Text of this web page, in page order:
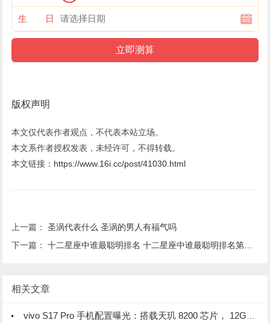
生 日
版权声明
本文仅代表作者观点，不代表本站立场。
本文系作者授权发表，未经许可，不得转载。
本文链接： https://www.16i.cc/post/41030.html
上一篇：圣涡代表什么 圣涡的男人有福气吗
下一篇：十二星座中谁最聪明排名 十二星座中谁最聪明排名第一名
相关文章
vivo S17 Pro 手机配置曝光：搭载天玑 8200 芯片， 12GB 内存